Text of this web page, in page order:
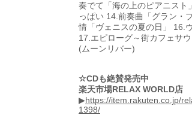
奏でて「海の上のピアニスト
っぱい 14.前奏曲「グラン・
情「ヴェニスの夏の日」 16.
17.エピローグ～街カフェサウ
(ムーンリバー)
☆CDも絶賛発売中
楽天市場RELAX WORLD店
▶https://item.rakuten.co.jp/
1398/